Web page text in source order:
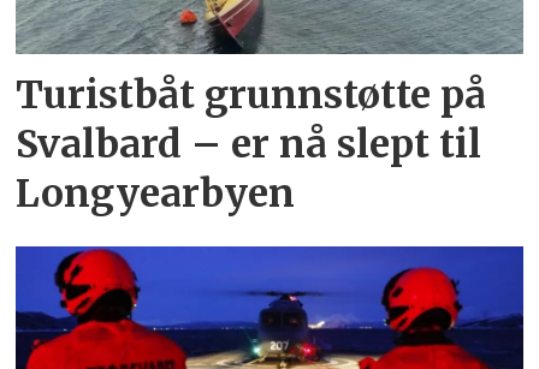
nord-
norge
Turistbåt grunnstøtte på
Svalbard – er nå slept til
Longyearbyen